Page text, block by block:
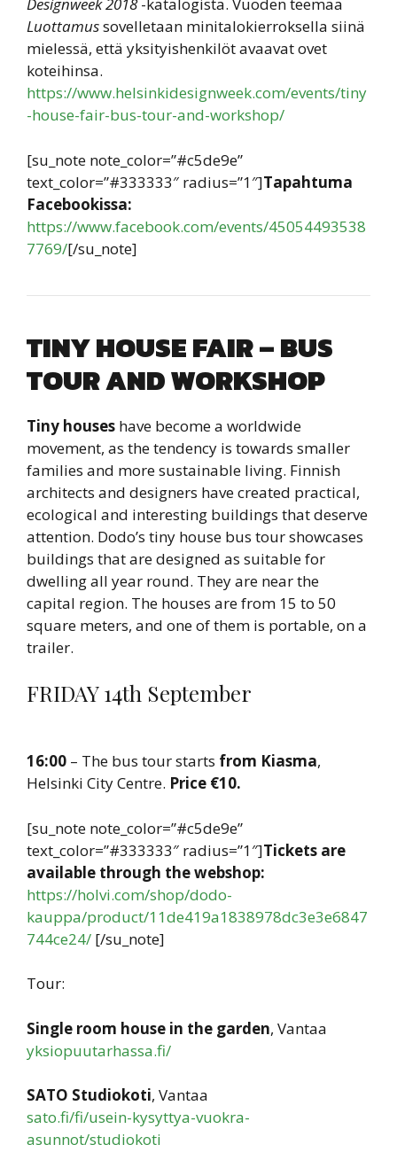
Luottamussovelletaan minitalokierroksella siinä
mielessä, että yksityishenkilöt avaavat ovet
koteihinsa.
https://www.helsinkidesignweek.com/events/tiny
-house-fair-bus-tour-and-workshop/
[su_note note_color=”#c5de9e”
text_color=”#333333″ radius=”1″]Tapahtuma
Facebookissa:
https://www.facebook.com/events/45054493538
7769/[/su_note]
TINY HOUSE FAIR – BUS
TOUR AND WORKSHOP
Tiny houses have become a worldwide
movement, as the tendency is towards smaller
families and more sustainable living. Finnish
architects and designers have created practical,
ecological and interesting buildings that deserve
attention. Dodo’s tiny house bus tour showcases
buildings that are designed as suitable for
dwelling all year round. They are near the
capital region. The houses are from 15 to 50
square meters, and one of them is portable, on a
trailer.
FRIDAY 14th September
16:00 – The bus tour starts from Kiasma,
Helsinki City Centre. Price €10.
[su_note note_color=”#c5de9e”
text_color=”#333333″ radius=”1″]Tickets are
available through the webshop:
https://holvi.com/shop/dodo-
kauppa/product/11de419a1838978dc3e3e6847
744ce24/ [/su_note]
Tour:
Single room house in the garden, Vantaa
yksiopuutarhassa.fi/
SATO Studiokoti, Vantaa
sato.fi/fi/usein-kysyttya-vuokra-
asunnot/studiokoti